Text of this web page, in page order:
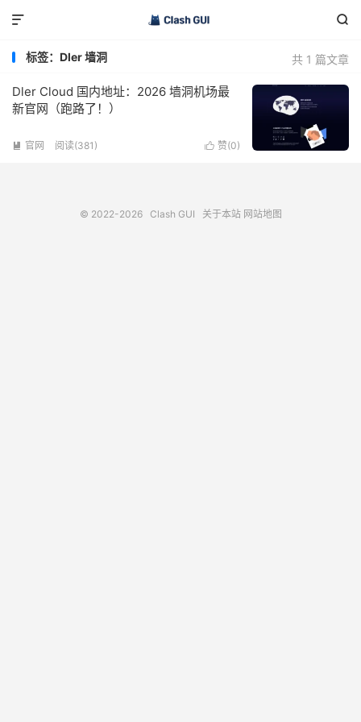


共 1 篇文章
标签：Dler 墙洞
Dler Cloud 国内地址：2026 墙洞机场最
新官网（跑路了！）
 赞(0)
 官网 阅读(381)
© 2022-2026 Clash GUI 关于本站 网站地图